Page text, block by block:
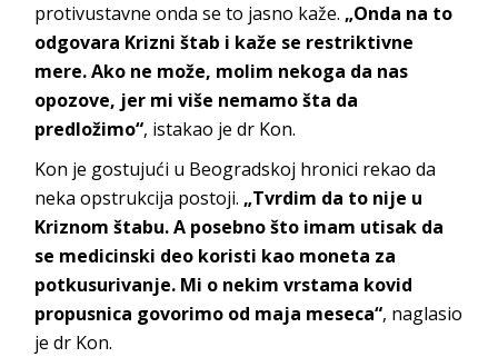
protivustavne onda se to jasno kaže. „Onda na to
odgovara Krizni štab i kaže se restriktivne
mere. Ako ne može, molim nekoga da nas
opozove, jer mi više nemamo šta da
predložimo“, istakao je dr Kon.
Kon je gostujući u Beogradskoj hronici rekao da
neka opstrukcija postoji. „Tvrdim da to nije u
Kriznom štabu. A posebno što imam utisak da
se medicinski deo koristi kao moneta za
potkusurivanje. Mi o nekim vrstama kovid
propusnica govorimo od maja meseca“, naglasio
je dr Kon.